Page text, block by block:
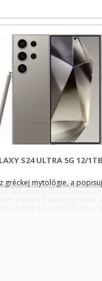
S24 ULTRA 5G 12/
gréckej mytológie, a
minulých, Samsung